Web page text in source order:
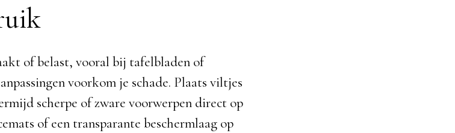
of belast, vooral bij tafelbladen of
voorkom je schade. Plaats viltjes
scherpe of zware voorwerpen direct op
of een transparante beschermlaag op